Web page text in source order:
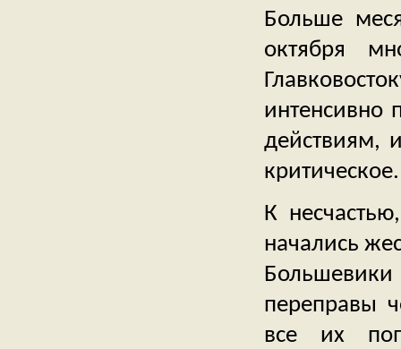
Больше
октября
интенсивно
действиям,
критическое.
К
начались
Большевики
переправы
все их